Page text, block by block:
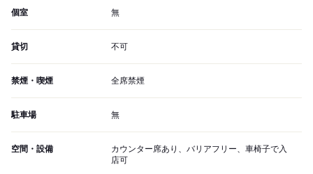
個室 無
貸切 不可
禁煙・喫煙 全席禁煙
駐車場 無
空間・設備
カウンター席あり、バリアフリー、車椅子で入
店可